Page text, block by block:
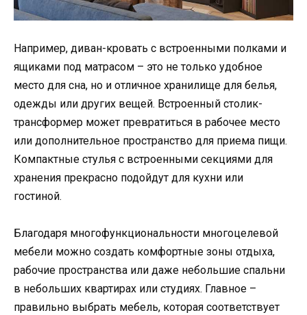
Например, диван-кровать с встроенными полками и
ящиками под матрасом – это не только удобное
место для сна, но и отличное хранилище для белья,
одежды или других вещей. Встроенный столик-
трансформер может превратиться в рабочее место
или дополнительное пространство для приема пищи.
Компактные стулья с встроенными секциями для
хранения прекрасно подойдут для кухни или
гостиной.
Благодаря многофункциональности многоцелевой
мебели можно создать комфортные зоны отдыха,
рабочие пространства или даже небольшие спальни
в небольших квартирах или студиях. Главное –
правильно выбрать мебель, которая соответствует